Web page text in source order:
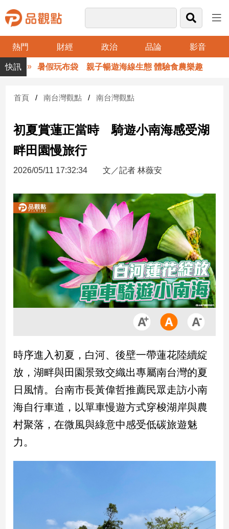
熱門 財經 政治 品論 影音
品
觀
財
台
財
新
產
經/
房
產
品
政
治
政
治
焦
品
觀
暑假玩布袋 親子暢遊海線生態 體驗食農樂趣
首頁 南台灣觀點 南台灣觀點
初夏賞蓮正當時 騎遊小南海感受湖
畔田園慢旅行
2026/05/11 17:32:34 文／記者 林薇安
時序進入初夏，白河、後壁一帶蓮花陸續綻
放，湖畔與田園景致交織出專屬南台灣的夏
日風情。台南市長黃偉哲推薦民眾走訪小南
海自行車道，以單車慢遊方式穿梭湖岸與農
村聚落，在微風與綠意中感受低碳旅遊魅
力。